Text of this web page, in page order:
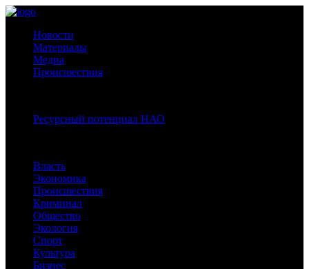
Новости
Материалы
Медиа
Происшествия
Ресурсный потенциал НАО
Власть
Экономика
Происшествия
Криминал
Общество
Экология
Спорт
Культура
Бизнес